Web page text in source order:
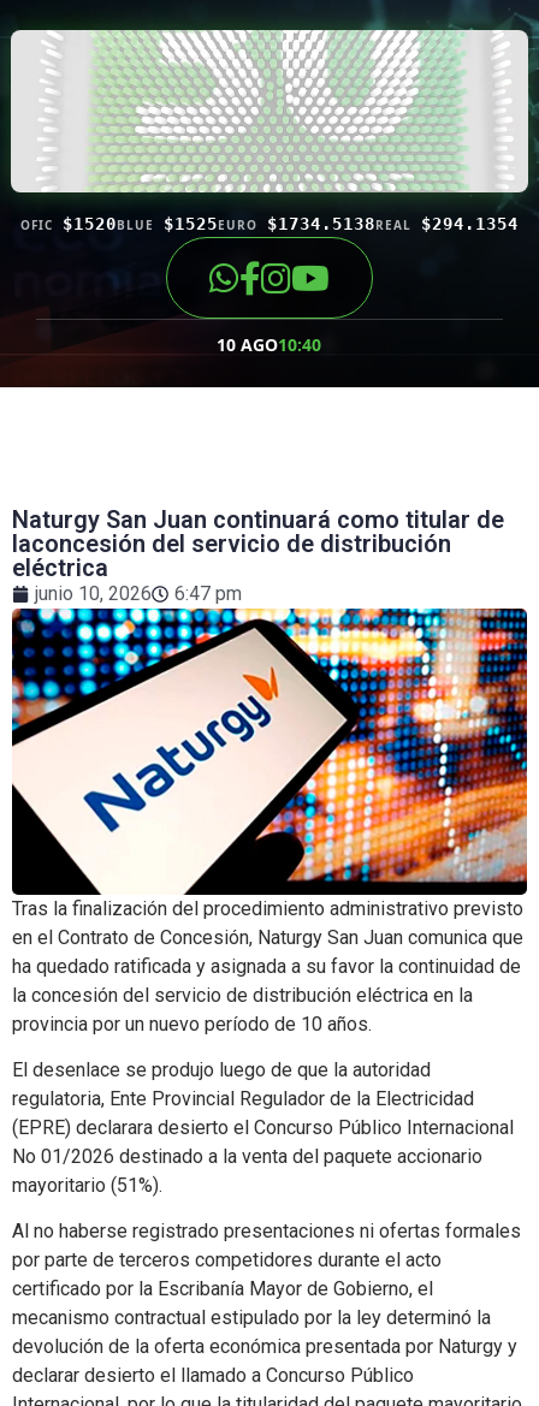
OFIC $1520BLUE $1525EURO $1734.5138REAL $294.1354
10 AGO10:40
Naturgy San Juan continuará como titular de
laconcesión del servicio de distribución
eléctrica
junio 10, 2026 6:47 pm
Tras la finalización del procedimiento administrativo previsto
en el Contrato de Concesión, Naturgy San Juan comunica que
ha quedado ratificada y asignada a su favor la continuidad de
la concesión del servicio de distribución eléctrica en la
provincia por un nuevo período de 10 años.
El desenlace se produjo luego de que la autoridad
regulatoria, Ente Provincial Regulador de la Electricidad
(EPRE) declarara desierto el Concurso Público Internacional
No 01/2026 destinado a la venta del paquete accionario
mayoritario (51%).
Al no haberse registrado presentaciones ni ofertas formales
por parte de terceros competidores durante el acto
certificado por la Escribanía Mayor de Gobierno, el
mecanismo contractual estipulado por la ley determinó la
devolución de la oferta económica presentada por Naturgy y
declarar desierto el llamado a Concurso Público